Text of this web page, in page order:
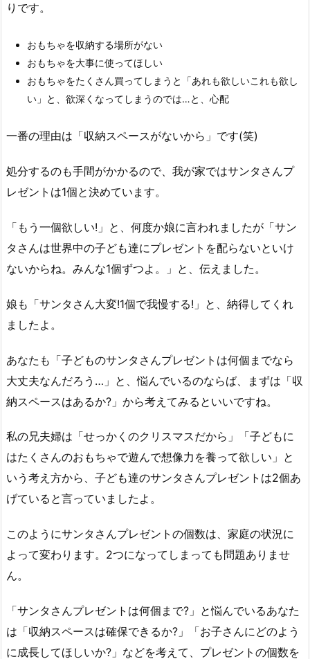
りです。
おもちゃを収納する場所がない
おもちゃを大事に使ってほしい
おもちゃをたくさん買ってしまうと「あれも欲しいこれも欲し
い」と、欲深くなってしまうのでは…と、心配
一番の理由は「収納スペースがないから」です(笑)
処分するのも手間がかかるので、我が家ではサンタさんプ
レゼントは1個と決めています。
「もう一個欲しい!」と、何度か娘に言われましたが「サン
タさんは世界中の子ども達にプレゼントを配らないといけ
ないからね。みんな1個ずつよ。」と、伝えました。
娘も「サンタさん大変!1個で我慢する!」と、納得してくれ
ましたよ。
あなたも「子どものサンタさんプレゼントは何個までなら
大丈夫なんだろう…」と、悩んでいるのならば、まずは「収
納スペースはあるか?」から考えてみるといいですね。
私の兄夫婦は「せっかくのクリスマスだから」「子どもに
はたくさんのおもちゃで遊んで想像力を養って欲しい」と
いう考え方から、子ども達のサンタさんプレゼントは2個あ
げていると言っていましたよ。
このようにサンタさんプレゼントの個数は、家庭の状況に
よって変わります。2つになってしまっても問題ありませ
ん。
「サンタさんプレゼントは何個まで?」と悩んでいるあなた
は「収納スペースは確保できるか?」「お子さんにどのよう
に成長してほしいか?」などを考えて、プレゼントの個数を